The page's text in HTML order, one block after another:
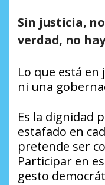
Sin justicia,
verdad, no
Lo que está en
ni una
Es la dignidad
estafado en
pretende ser
Participar en
gesto